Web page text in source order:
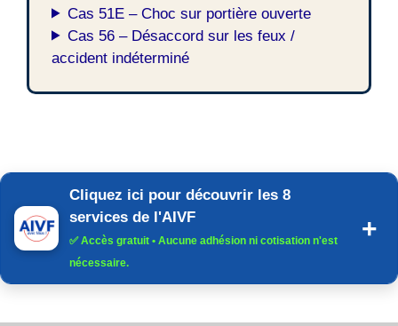
Cas 51E – Choc sur portière ouverte
Cas 56 – Désaccord sur les feux /
accident indéterminé
Cliquez ici pour découvrir les 8
services de l'AIVF
✅Accès gratuit • Aucune adhésion ni cotisation n'est
nécessaire.